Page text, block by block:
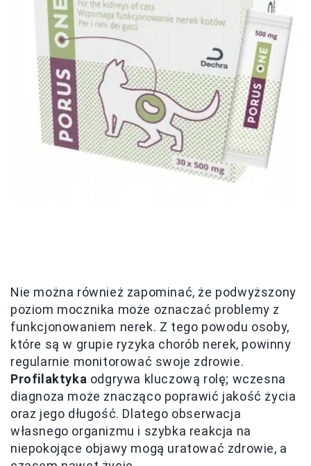
Nie można również zapominać, że podwyższony
poziom mocznika może oznaczać problemy z
funkcjonowaniem nerek. Z tego powodu osoby,
które są w grupie ryzyka chorób nerek, powinny
regularnie monitorować swoje zdrowie.
Profilaktyka odgrywa kluczową rolę; wczesna
diagnoza może znacząco poprawić jakość życia
oraz jego długość. Dlatego obserwacja
własnego organizmu i szybka reakcja na
niepokojące objawy mogą uratować zdrowie, a